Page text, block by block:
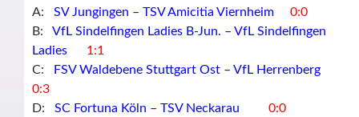
A: SV Jungingen – TSV Amicitia Viernheim
0:0
B:
VfL Sindelfingen Ladies B-Jun. – VfL Sindelfingen
Ladies
1:1
C:
FSV Waldebene Stuttgart Ost – VfL Herrenberg
0:3
D: SC Fortuna Köln – TSV Neckarau 0:0